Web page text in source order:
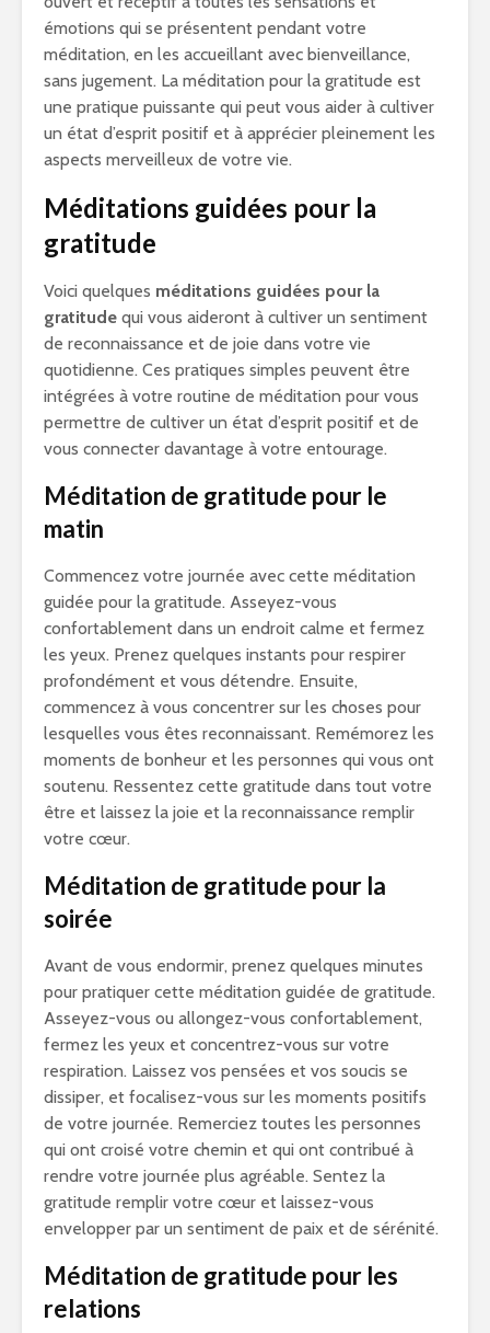
émotions qui se présentent pendant votre
méditation, en les accueillant avec bienveillance,
sans jugement. La méditation pour la gratitude est
une pratique puissante qui peut vous aider à cultiver
un état d’esprit positif et à apprécier pleinement les
aspects merveilleux de votre vie.
Méditations guidées pour la
gratitude
Voici quelques méditations guidées pour la
gratitude qui vous aideront à cultiver un sentiment
de reconnaissance et de joie dans votre vie
quotidienne. Ces pratiques simples peuvent être
intégrées à votre routine de méditation pour vous
permettre de cultiver un état d’esprit positif et de
vous connecter davantage à votre entourage.
Méditation de gratitude pour le
matin
Commencez votre journée avec cette méditation
guidée pour la gratitude. Asseyez-vous
confortablement dans un endroit calme et fermez
les yeux. Prenez quelques instants pour respirer
profondément et vous détendre. Ensuite,
commencez à vous concentrer sur les choses pour
lesquelles vous êtes reconnaissant. Remémorez les
moments de bonheur et les personnes qui vous ont
soutenu. Ressentez cette gratitude dans tout votre
être et laissez la joie et la reconnaissance remplir
votre cœur.
Méditation de gratitude pour la
soirée
Avant de vous endormir, prenez quelques minutes
pour pratiquer cette méditation guidée de gratitude.
Asseyez-vous ou allongez-vous confortablement,
fermez les yeux et concentrez-vous sur votre
respiration. Laissez vos pensées et vos soucis se
dissiper, et focalisez-vous sur les moments positifs
de votre journée. Remerciez toutes les personnes
qui ont croisé votre chemin et qui ont contribué à
rendre votre journée plus agréable. Sentez la
gratitude remplir votre cœur et laissez-vous
envelopper par un sentiment de paix et de sérénité.
Méditation de gratitude pour les
relations